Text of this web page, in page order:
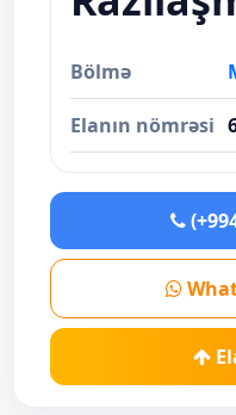
Bölmə
Elanın nömrəsi